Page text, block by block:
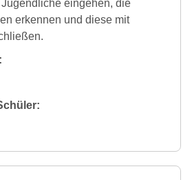
eingehen, die
erkennen und diese mit